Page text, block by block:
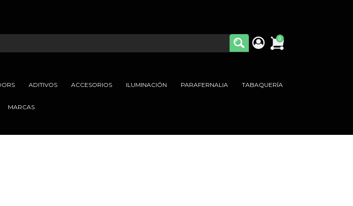
0
ADITIVOS ACCESORIOS ILUMINACIÓN PARAFERNALIA TABAQUERÍA
MARCAS